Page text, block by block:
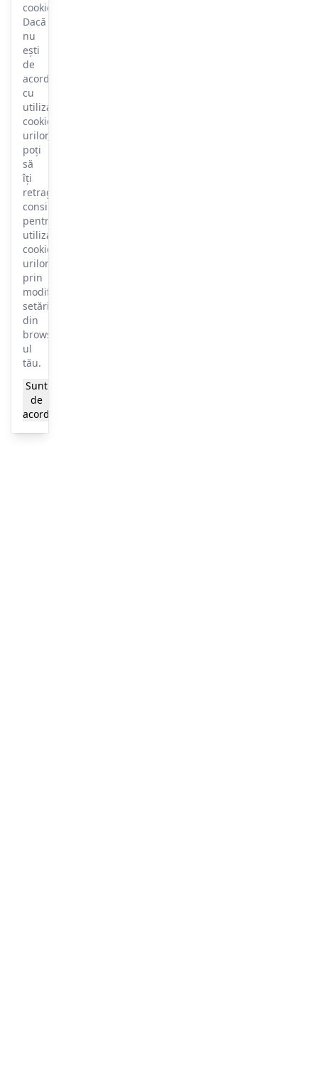
cookie.
Dacă
nu
ești
de
acord
cu
utilizarea
cookie-
urilor,
poți
să
îți
retragi
consimțământul
pentru
utilizarea
cookie-
urilor
prin
modificarea
setărilor
din
browser-
ul
tău.
Sunt
de
acord